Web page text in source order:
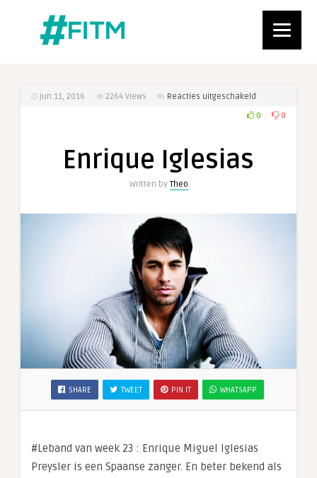
jun 11, 2016 2264 Views Reacties uitgeschakeld
Enrique
0 0
Enrique Iglesias
Written byTheo
SHARE TWEET PIN IT WHATSAPP
#Leband van week 23 : Enrique Miguel Iglesias
Preysler is een Spaanse zanger. En beter bekend als